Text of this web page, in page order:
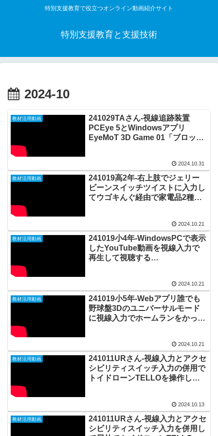
特別支援教育で役立つオンライン動画紹介サイト
特別支援教育と支援技術
2024-10
教材活用動画
241029TAさん-視線追跡装置
PCEye 5とWindowsアプリ
EyeMoT 3D Game 01「ブロック
2024.10.31
教材活用動画
241019高2年-右上肢でジェリー
ビーンスイッチツイストに入力し
てウゴキんぐ経由で家電品2種を
2024.10.21
教材活用動画
241019小4年-WindowsPCで表示
したYouTube動画を視線入力で
再生して視聴する
2024.10.21
教材活用動画
241019小5年-Webアプリ誰でも
野球盤3Dのユニバーサルモード
に視線入力でホームランをかっ飛
2024.10.21
教材活用動画
241011URさん-視線入力とアクセ
シビリティスイッチ入力の併用で
トイドローンTELLOを操作して
2024.10.13
教材活用動画
241011URさん-視線入力とアクセ
シビリティスイッチ入力を併用し